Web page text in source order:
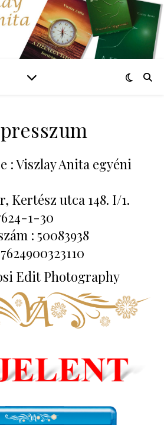
: Viszlay Anita egyéni
Kertész utca 148. I/1.
1-30
: 50083938
Edit Photography